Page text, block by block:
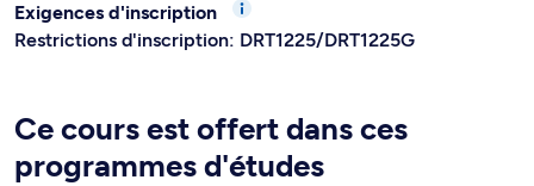
Exigences d'inscription
Restrictions d'inscription: DRT1225/DRT1225G
Ce cours est offert dans ces
programmes d'études